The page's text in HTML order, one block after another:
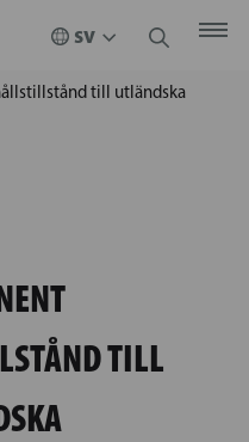
till utländska
TILL